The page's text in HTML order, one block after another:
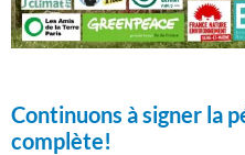
Continuons à signer la
complète!